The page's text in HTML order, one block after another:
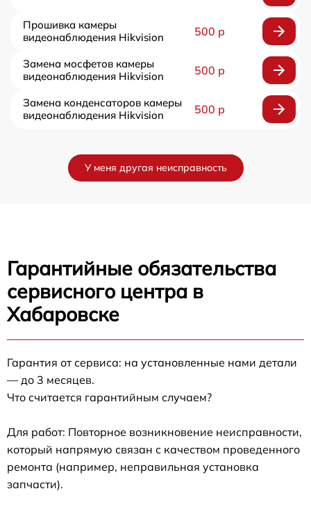
Прошивка камеры
видеонаблюдения Hikvision
500 р
Замена мосфетов камеры
видеонаблюдения Hikvision
500 р
Замена конденсаторов камеры
видеонаблюдения Hikvision
500 р
У меня другая неисправность
Гарантийные обязательства
сервисного центра в
Хабаровске
Гарантия от сервиса: на установленные нами детали
— до 3 месяцев.
Что считается гарантийным случаем?
Для работ: Повторное возникновение неисправности,
который напрямую связан с качеством проведенного
ремонта (например, неправильная установка
запчасти).